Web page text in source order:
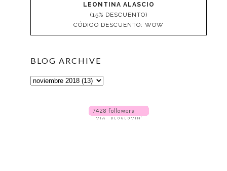
LEONTINA ALASCIO
(15% DESCUENTO)
CÓDIGO DESCUENTO: WOW
BLOG ARCHIVE